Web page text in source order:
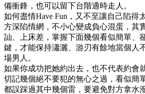
備衝鋒，也可以留下台階適時走人。
如何盡情Have Fun，又不至讓自己陷得
方深陷情網，不小心變成負心混蛋，其
訕、上床差，掌握下面幾個看似簡單、
鍵，才能保持瀟灑、游刃有餘地當個人
場男人。
如果你成功把她約出去，也不代表約會
切記幾個絕不要犯的無心之過，看似簡
都誤踩過其中幾個雷，要避免對方拿水